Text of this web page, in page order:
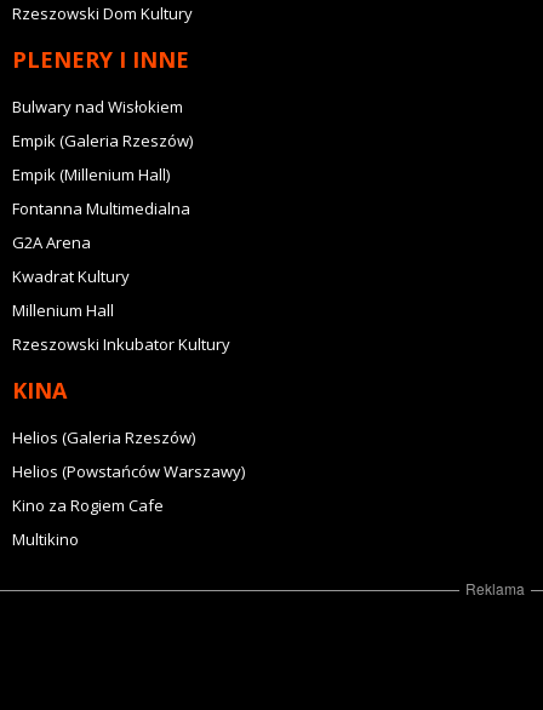
Rzeszowski Dom Kultury
PLENERY I INNE
Bulwary nad Wisłokiem
Empik (Galeria Rzeszów)
Empik (Millenium Hall)
Fontanna Multimedialna
G2A Arena
Kwadrat Kultury
Millenium Hall
Rzeszowski Inkubator Kultury
KINA
Helios (Galeria Rzeszów)
Helios (Powstańców Warszawy)
Kino za Rogiem Cafe
Multikino
Reklama